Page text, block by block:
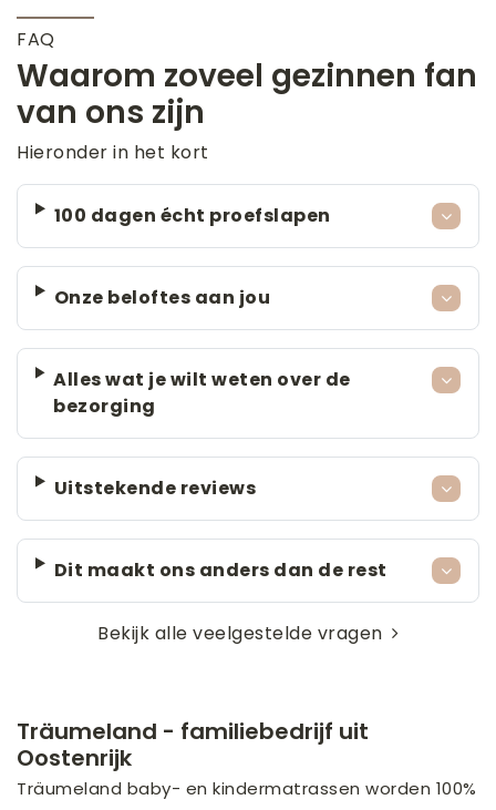
FAQ
Waarom zoveel gezinnen fan
van ons zijn
Hieronder in het kort
100 dagen écht proefslapen
Onze beloftes aan jou
Alles wat je wilt weten over de
bezorging
Uitstekende reviews
Dit maakt ons anders dan de rest
Bekijk alle veelgestelde vragen
Träumeland - familiebedrijf uit
Oostenrijk
Träumeland baby- en kindermatrassen worden 100%